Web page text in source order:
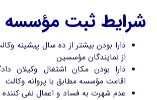
شرایط ثبت
دارا بودن بیشتر از ده سال پیشینه
از نمایندگان مؤسسین
دارا بودن مکان اشتغال وکیلان
اقامت مؤسسه مطابق با پروانه وکالت
عدم شهرت به فساد و اعمال نفی